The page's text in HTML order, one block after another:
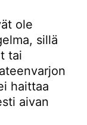
ole
sillä
tai
haittaa
aivan